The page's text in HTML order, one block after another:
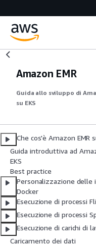
Amazon EMR
Guida allo sviluppo di
su EKS
Che cos'è Amazon EMR
Guida introduttiva ad
EKS
Best practice
Personalizzazione delle
Docker
Esecuzione di processi
Esecuzione di processi
Esecuzione di carichi di
Caricamento dei dati